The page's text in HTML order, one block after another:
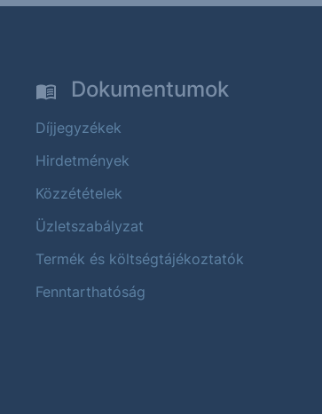
Dokumentumok
Díjjegyzékek
Hirdetmények
Közzétételek
Üzletszabályzat
Termék és költségtájékoztatók
Fenntarthatóság